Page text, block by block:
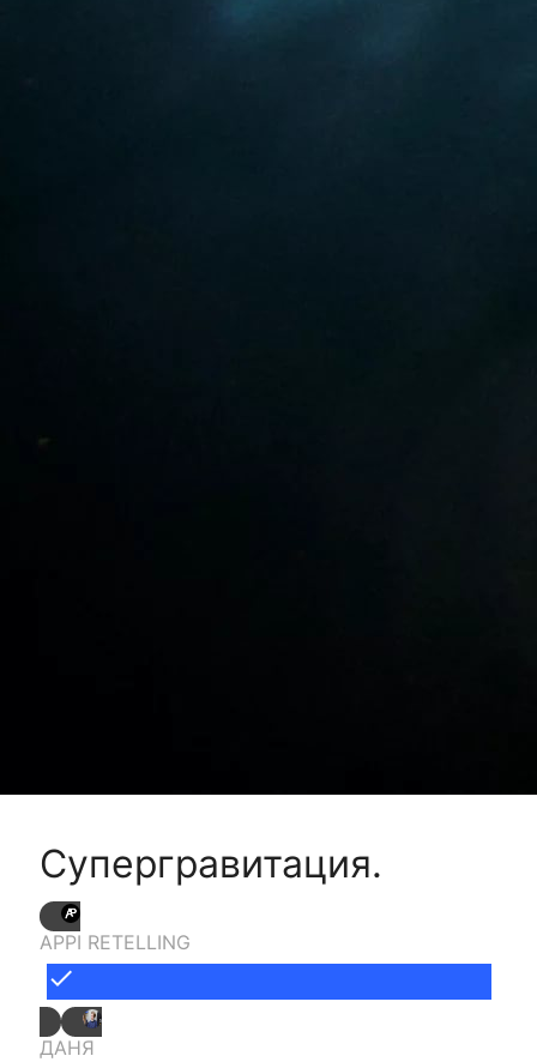
Супергравитация.
APPI RETELLING
done
ДАНЯ